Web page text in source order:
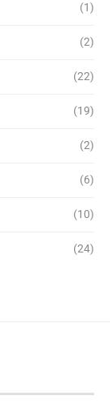
(1)
(2)
(22)
(19)
(2)
(6)
(10)
(24)